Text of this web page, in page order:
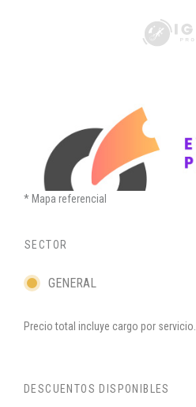
Mapa referencial
SECTOR
GENERAL
Precio total incluye cargo por servicio.
DESCUENTOS DISPONIBLES